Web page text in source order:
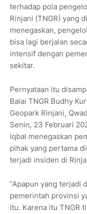
terhadap pola
Rinjani (TNGR) yang
menegaskan,
bisa lagi berjalan
intensif dengan
sekitar.
Pernyataan itu
Balai TNGR Budhy
Geopark Rinjani,
Senin, 23 Februari
Iqbal menegaskan
pihak yang pertama
terjadi insiden di
“Apapun yang terjadi
pemerintah provinsi
itu. Karena itu TNGR